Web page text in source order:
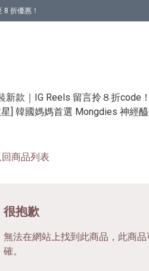
8 折優惠！
款｜IG Reels 留言拎８折code！
] 韓國媽媽首選 Mongdies 神經
回商品列表
很抱歉
無法在網站上找到此商品，此商
確。